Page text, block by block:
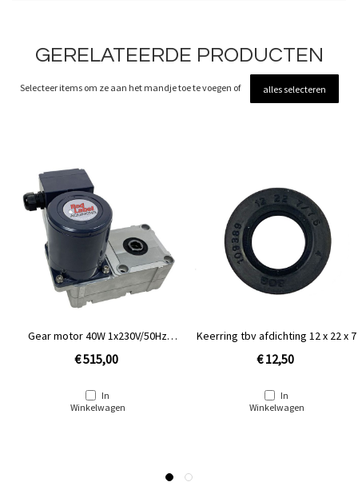
GERELATEERDE PRODUCTEN
Selecteer items om ze aan het mandje toe te voegen of alles selecteren
Gear motor 40W 1x230V/50Hz
€ 515,00
In
Winkelwagen
Keerring tbv afdichting 12 x 22 x 7
€ 12,50
In
Winkelwagen